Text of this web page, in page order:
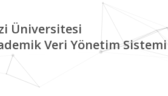
Üniversitesi
Veri Yönetim Sistemi